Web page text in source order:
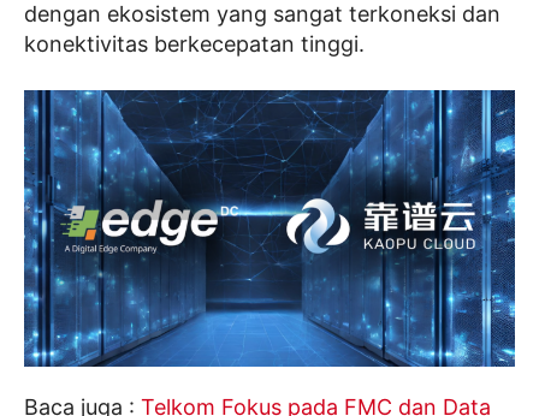
dengan ekosistem yang sangat terkoneksi dan
konektivitas berkecepatan tinggi.
Baca juga : Telkom Fokus pada FMC dan Data